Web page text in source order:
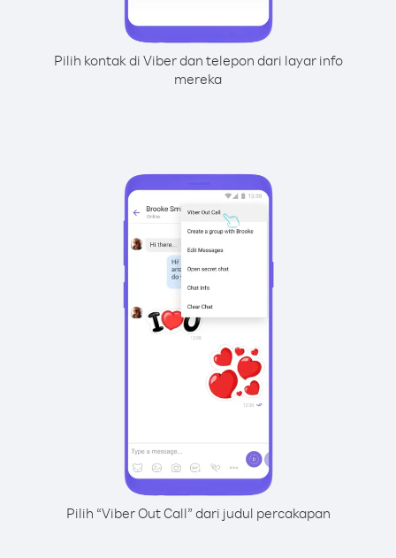
Pilih kontak di Viber dan telepon dari layar info
mereka
Pilih “Viber Out Call” dari judul percakapan